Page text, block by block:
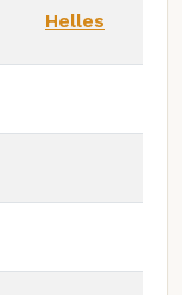
Helles